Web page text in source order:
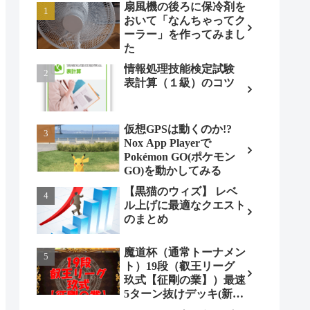
扇風機の後ろに保冷剤を
おいて「なんちゃってク
ーラー」を作ってみまし
た
情報処理技能検定試験
表計算（１級）のコツ
仮想GPSは動くのか!?
Nox App Playerで
Pokémon GO(ポケモン
GO)を動かしてみる
【黒猫のウィズ】 レベ
ル上げに最適なクエスト
のまとめ
魔道杯（通常トーナメン
ト）19段（叡王リーグ
玖式【征剛の業】）最速
5ターン抜けデッキ(新パ